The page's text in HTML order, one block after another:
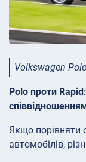
Volkswagen
Polo проти
Якщо порівняти
автомобілів,